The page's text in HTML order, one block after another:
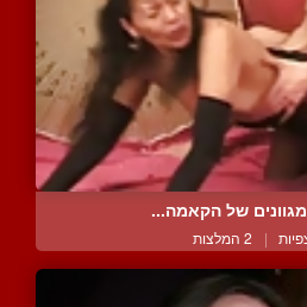
של הקאמה...
| 2 המלצות